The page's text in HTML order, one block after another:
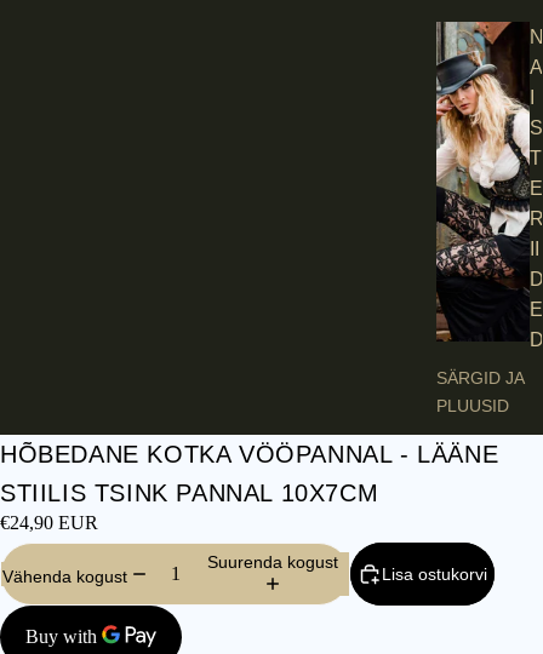
N
A
S
T
E
R
II
D
E
D
SÄRGID JA
PLUUSID
TEKSAD JA
VESTID JA
KORSETID
HÕBEDANE KOTKA VÖÖPANNAL - LÄÄNE
STIILIS TSINK PANNAL 10X7CM
€24,90 EUR
Vähenda kogust
Suurenda kogust
Lisa ostukorvi